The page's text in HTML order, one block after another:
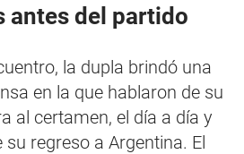
antes del partido
la dupla brindó una
en la que hablaron de su
al certamen, el día a día y
regreso a Argentina. El